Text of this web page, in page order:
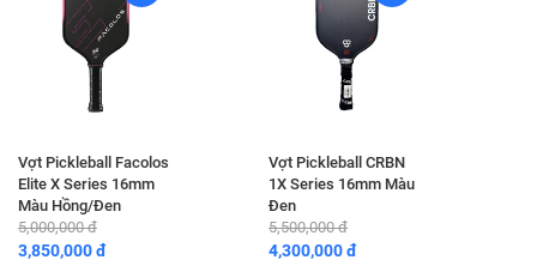
Vợt Pickleball Facolos
Elite X Series 16mm
Màu Hồng/Đen
5,000,000 đ
3,850,000 đ
Vợt Pickleball CRBN
1X Series 16mm Màu
Đen
5,500,000 đ
4,300,000 đ